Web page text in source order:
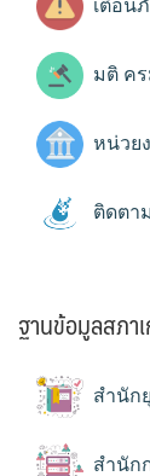
เตือน
มติ คร
หน่วย
ติดตา
ฐานข้อมูลสภา
สำนัก
สำนัก